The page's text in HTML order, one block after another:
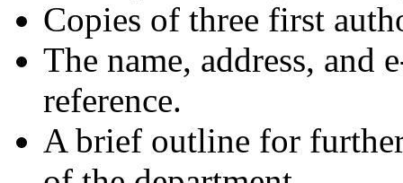
Copies of three first
The name, address, and
reference.
A brief outline for